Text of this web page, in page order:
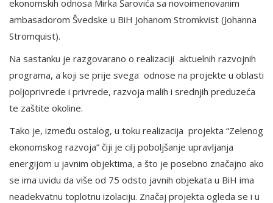
ekonomskih odnosa Mirka Šarovića sa novoimenovanim
ambasadorom Švedske u BiH Johanom Stromkvist (Johanna
Stromquist).
Na sastanku je razgovarano o realizaciji aktuelnih razvojnih
programa, a koji se prije svega odnose na projekte u oblasti
poljoprivrede i privrede, razvoja malih i srednjih preduzeća
te zaštite okoline.
Tako je, između ostalog, u toku realizacija projekta “Zelenog
ekonomskog razvoja” čiji je cilj poboljšanje upravljanja
energijom u javnim objektima, a što je posebno značajno ako
se ima uvidu da više od 75 odsto javnih objekata u BiH ima
neadekvatnu toplotnu izolaciju. Značaj projekta ogleda se i u